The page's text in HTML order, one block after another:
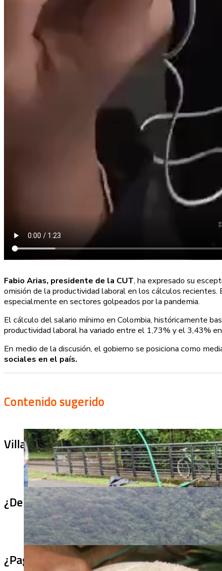
Fabio Arias, presidente de la CUT, ha expresado su
omisión de la productividad laboral en los cálculos
especialmente en sectores golpeados por la pandemia.
El cálculo del salario mínimo en Colombia, históricamente
productividad laboral ha variado entre el 1,73% y el 3,43%
En medio de la discusión, el gobierno se posiciona como
sociales en el país.
Contenido sugerido
Villa Julia no puede tapar el problema:
¿De qué sirve un puente terminado si no
¿Pagaron menos de lo permitido por el